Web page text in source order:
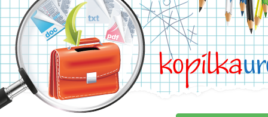
kopilka